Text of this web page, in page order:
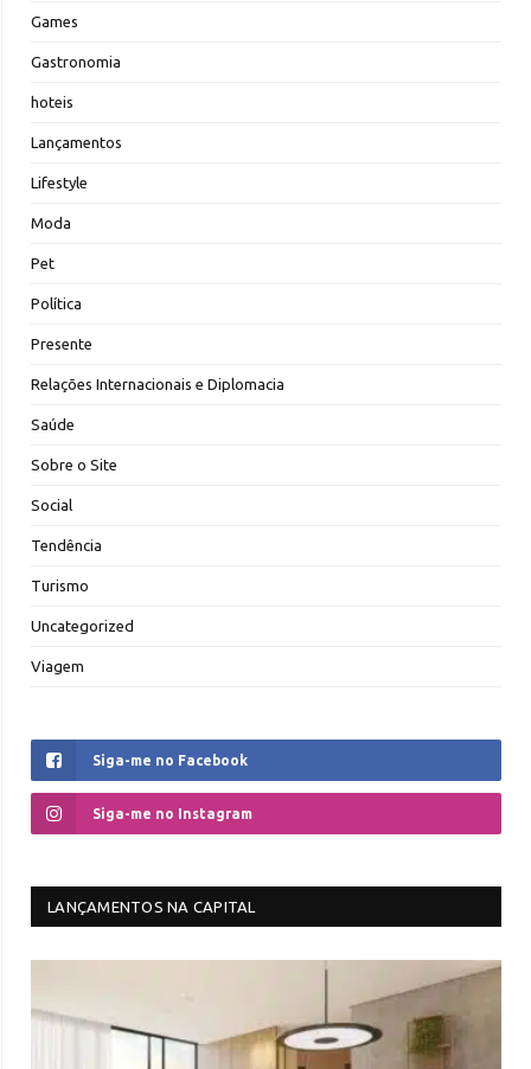
Games
Gastronomia
hoteis
Lançamentos
Lifestyle
Moda
Pet
Política
Presente
Relações Internacionais e Diplomacia
Saúde
Sobre o Site
Social
Tendência
Turismo
Uncategorized
Viagem
Siga-me no Facebook
Siga-me no Instagram
LANÇAMENTOS NA CAPITAL